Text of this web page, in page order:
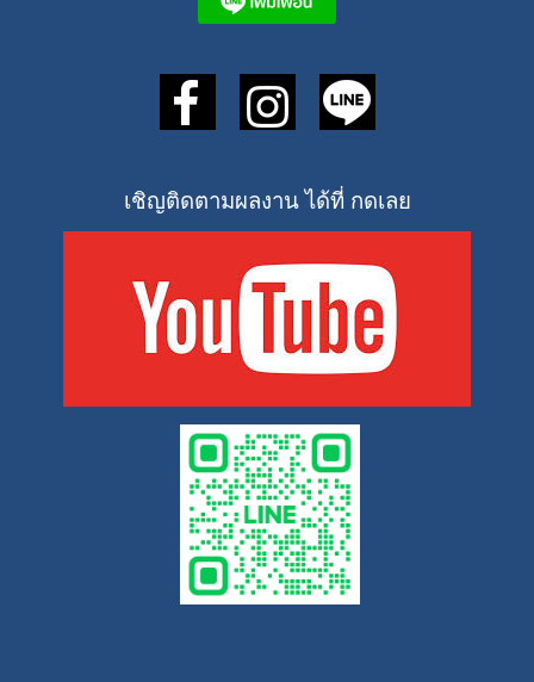
เชิญติดตามผลงาน ได้ที่ กดเลย